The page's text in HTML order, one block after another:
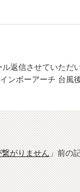
返信させていただ
ンボーアーチ 台風
がりません」前の